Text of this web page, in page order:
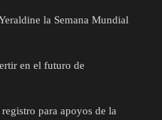
la Semana Mundial
en el futuro de
para apoyos de la